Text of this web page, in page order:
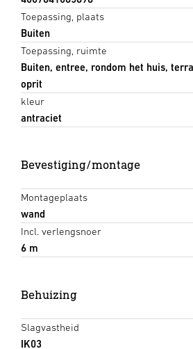
Toepassing, plaats
Buiten
Toepassing, ruimte
Buiten, entree, rondom het huis,
oprit
kleur
antraciet
Bevestiging/montage
Montageplaats
wand
Incl. verlengsnoer
6 m
Behuizing
Slagvastheid
IK03